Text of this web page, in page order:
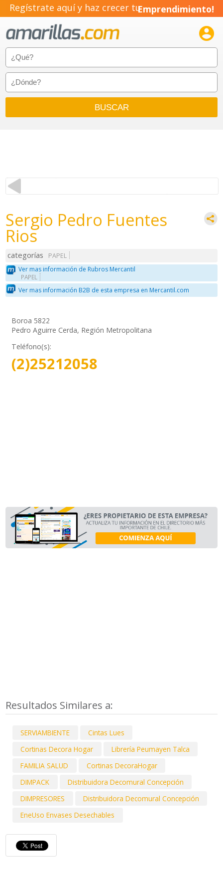
Regístrate aquí y haz crecer tuEmprendimiento!

Sergio Pedro Fuentes
Rios
categorías
PAPEL
Ver mas información de Rubros Mercantil
PAPEL
Ver mas información B2B de esta empresa en Mercantil.com
Boroa 5822
Pedro Aguirre Cerda, Región Metropolitana
Teléfono(s):
(2)25212058
Resultados Similares a:
SERVIAMBIENTE
Cintas Lues
Cortinas Decora Hogar
Librería Peumayen Talca
FAMILIA SALUD
Cortinas DecoraHogar
DIMPACK
Distribuidora Decomural Concepción
DIMPRESORES
Distribuidora Decomural Concepción
EneUso Envases Desechables